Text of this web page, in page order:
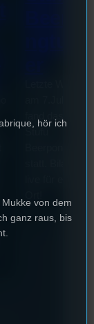
hör ich
von dem
ganz raus, bis